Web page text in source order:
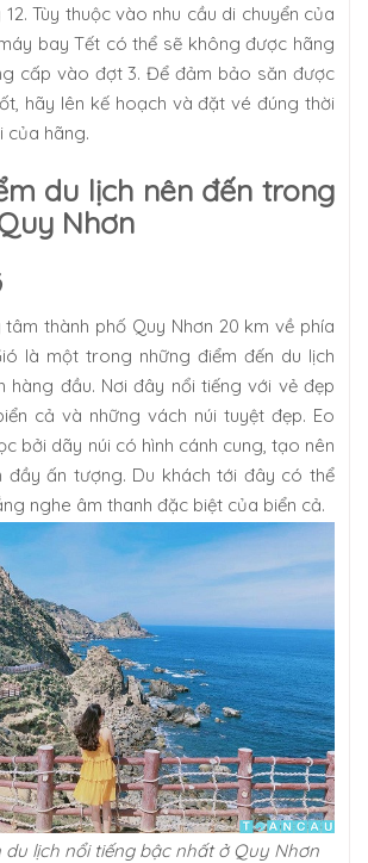
Tùy thuộc vào nhu cầu di chuyển của
bay Tết có thể sẽ không được hãng
cấp vào đợt 3. Để đảm bảo săn được
hãy lên kế hoạch và đặt vé đúng thời
của hãng.
du lịch nên đến trong
Nhơn
thành phố Quy Nhơn 20 km về phía
là một trong những điểm đến du lịch
hàng đầu. Nơi đây nổi tiếng với vẻ đẹp
cả và những vách núi tuyệt đẹp. Eo
bởi dãy núi có hình cánh cung, tạo nên
đầy ấn tượng. Du khách tới đây có thể
nghe âm thanh đặc biệt của biển cả.
du lịch nổi tiếng bậc nhất ở Quy Nhơn